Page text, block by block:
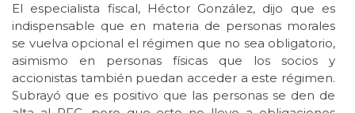
El especialista fiscal, Héctor González, dijo que es
indispensable que en materia de personas morales
se vuelva opcional el régimen que no sea obligatorio,
asimismo en personas físicas que los socios y
accionistas también puedan acceder a este régimen.
Subrayó que es positivo que las personas se den de